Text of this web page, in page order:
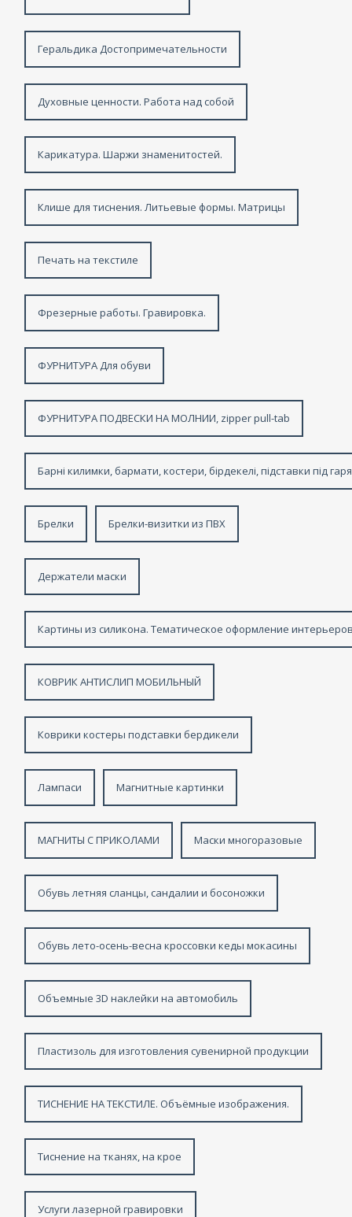
Геральдика Достопримечательности
Духовные ценности. Работа над собой
Карикатура. Шаржи знаменитостей.
Клише для тиснения. Литьевые формы. Матрицы
Печать на текстиле
Фрезерные работы. Гравировка.
ФУРНИТУРА Для обуви
ФУРНИТУРА ПОДВЕСКИ НА МОЛНИИ, zipper pull-tab
Барні килимки, бармати, костери, бірдекелі, підставки під
Брелки Брелки-визитки из ПВХ
Держатели маски
Картины из силикона. Тематическое оформление
КОВРИК АНТИСЛИП МОБИЛЬНЫЙ
Коврики костеры подставки бердикели
Лампаси Магнитные картинки
МАГНИТЫ С ПРИКОЛАМИ Маски многоразовые
Обувь летняя сланцы, сандалии и босоножки
Обувь лето-осень-весна кроссовки кеды мокасины
Объемные 3D наклейки на автомобиль
Пластизоль для изготовления сувенирной продукции
ТИСНЕНИЕ НА ТЕКСТИЛЕ. Объёмные изображения.
Тиснение на тканях, на крое
Услуги лазерной гравировки